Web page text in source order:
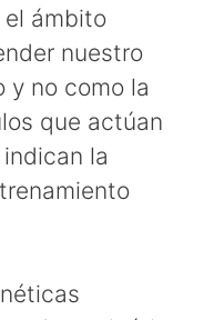
ámbito
nuestro
y no como la
que actúan
la